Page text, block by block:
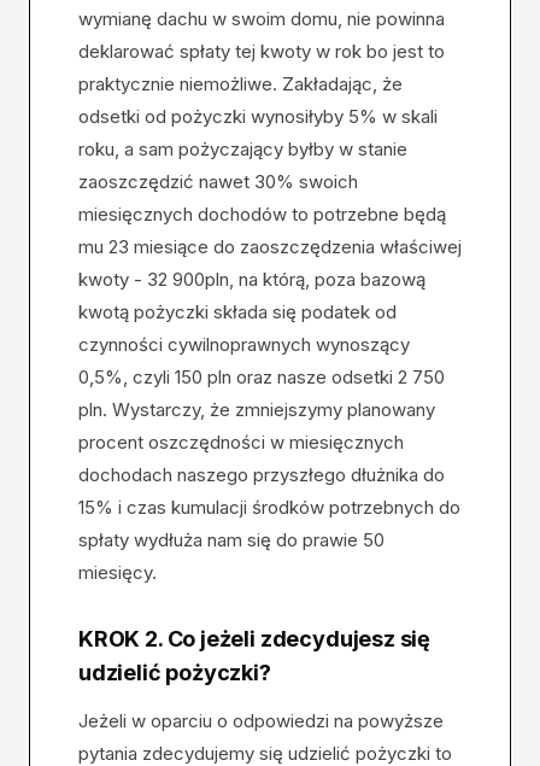
wymianę dachu w swoim domu, nie powinna
deklarować spłaty tej kwoty w rok bo jest to
praktycznie niemożliwe. Zakładając, że
odsetki od pożyczki wynosiłyby 5% w skali
roku, a sam pożyczający byłby w stanie
zaoszczędzić nawet 30% swoich
miesięcznych dochodów to potrzebne będą
mu 23 miesiące do zaoszczędzenia właściwej
kwoty - 32 900pln, na którą, poza bazową
kwotą pożyczki składa się podatek od
czynności cywilnoprawnych wynoszący
0,5%, czyli 150 pln oraz nasze odsetki 2 750
pln. Wystarczy, że zmniejszymy planowany
procent oszczędności w miesięcznych
dochodach naszego przyszłego dłużnika do
15% i czas kumulacji środków potrzebnych do
spłaty wydłuża nam się do prawie 50
miesięcy.
KROK 2. Co jeżeli zdecydujesz się
udzielić pożyczki?
Jeżeli w oparciu o odpowiedzi na powyższe
pytania zdecydujemy się udzielić pożyczki to